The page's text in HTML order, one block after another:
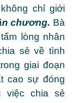
chỉ giới
chương. Bà
lòng nhân
sẻ về tình
giai đoạn
cao sự đóng
việc chia sẻ